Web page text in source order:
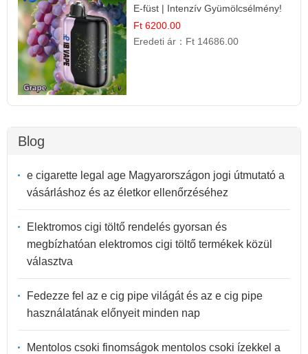
E-füst | Intenzív Gyümölcsélmény!
Ft 6200.00
Eredeti ár： Ft 14686.00
Blog
e cigarette legal age Magyarországon jogi útmutató a
vásárláshoz és az életkor ellenőrzéséhez
Elektromos cigi töltő rendelés gyorsan és
megbízhatóan elektromos cigi töltő termékek közül
választva
Fedezze fel az e cig pipe világát és az e cig pipe
használatának előnyeit minden nap
Mentolos csoki finomságok mentolos csoki ízekkel a